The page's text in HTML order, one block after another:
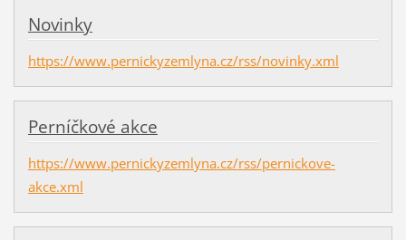
Novinky
https://www.pernickyzemlyna.cz/rss/novinky.xml
Perníčkové akce
https://www.pernickyzemlyna.cz/rss/pernickove-
akce.xml